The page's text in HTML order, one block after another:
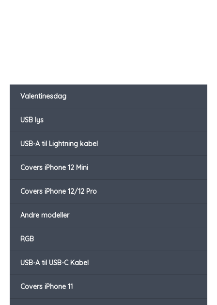
Valentinesdag
USB lys
USB-A til Lightning kabel
Covers iPhone 12 Mini
Covers iPhone 12/12 Pro
Andre modeller
RGB
USB-A til USB-C Kabel
Covers iPhone 11